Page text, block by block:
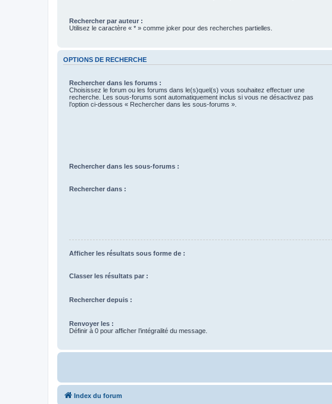
Rechercher par auteur :
Utilisez le caractère « * » comme joker pour des recherches partielles.
OPTIONS DE RECHERCHE
Rechercher dans les forums :
Choisissez le forum ou les forums dans le(s)quel(s) vous souhaitez effectuer une
recherche. Les sous-forums sont automatiquement inclus si vous ne désactivez pas
l’option ci-dessous « Rechercher dans les sous-forums ».
Rechercher dans les sous-forums :
Rechercher dans :
Afficher les résultats sous forme de :
Classer les résultats par :
Rechercher depuis :
Renvoyer les :
Définir à 0 pour afficher l’intégralité du message.
Index du forum